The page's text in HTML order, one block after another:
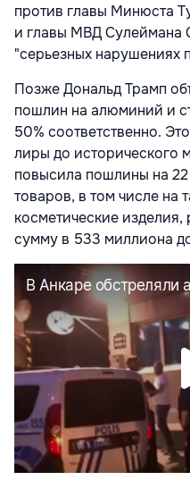
против главы Минюста
и главы МВД Сулеймана
"серьезных нарушениях
Позже Дональд Трамп
пошлин на алюминий и
50% соответственно.
лиры до исторического
повысила пошлины на
товаров, в том числе на
косметические
сумму в 533 миллиона